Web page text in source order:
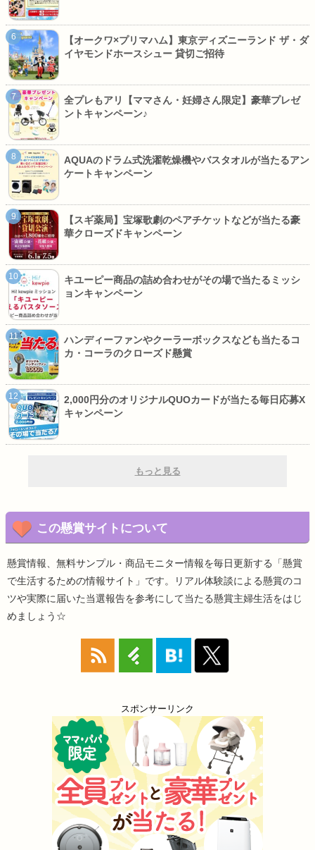
【オークワ×プリマハム】東京ディズニーランド ザ・ダ
イヤモンドホースシュー 貸切ご招待
全プレもアリ【ママさん・妊婦さん限定】豪華プレゼ
ントキャンペーン♪
AQUAのドラム式洗濯乾燥機やバスタオルが当たるアン
ケートキャンペーン
【スギ薬局】宝塚歌劇のペアチケットなどが当たる豪
華クローズドキャンペーン
キユーピー商品の詰め合わせがその場で当たるミッシ
ョンキャンペーン
ハンディーファンやクーラーボックスなども当たるコ
カ・コーラのクローズド懸賞
2,000円分のオリジナルQUOカードが当たる毎日応募X
キャンペーン
もっと見る
この懸賞サイトについて
懸賞情報、無料サンプル・商品モニター情報を毎日更新する「懸賞
で生活するための情報サイト」です。リアル体験談による懸賞のコ
ツや実際に届いた当選報告を参考にして当たる懸賞主婦生活をはじ
めましょう☆
スポンサーリンク